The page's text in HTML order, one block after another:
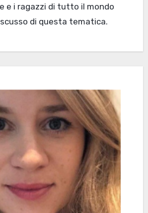
e i ragazzi di tutto il mondo
di questa tematica.